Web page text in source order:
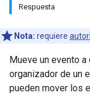
Respuesta
Nota: requiere
Mueve un evento
organizador de un
pueden mover los